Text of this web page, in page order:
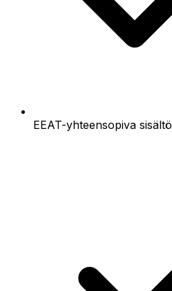
EEAT-yhteensopiva sisältö